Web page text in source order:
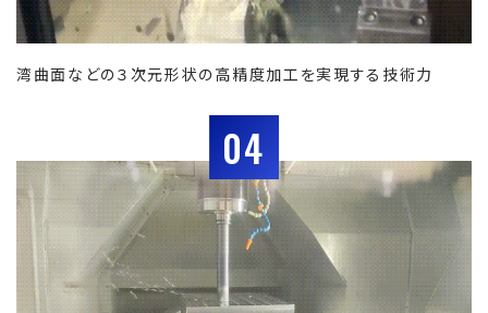
湾曲面などの３次元形状の高精度加工を実現する技術力
04